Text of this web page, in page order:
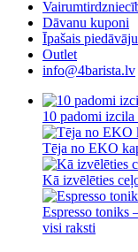
Dāvanu kuponi
Īpašais
Outlet
info@4barista.lv
10 padomi izcila
Tēja no EKO
Kā izvēlēties
Espresso toniks
visi raksti